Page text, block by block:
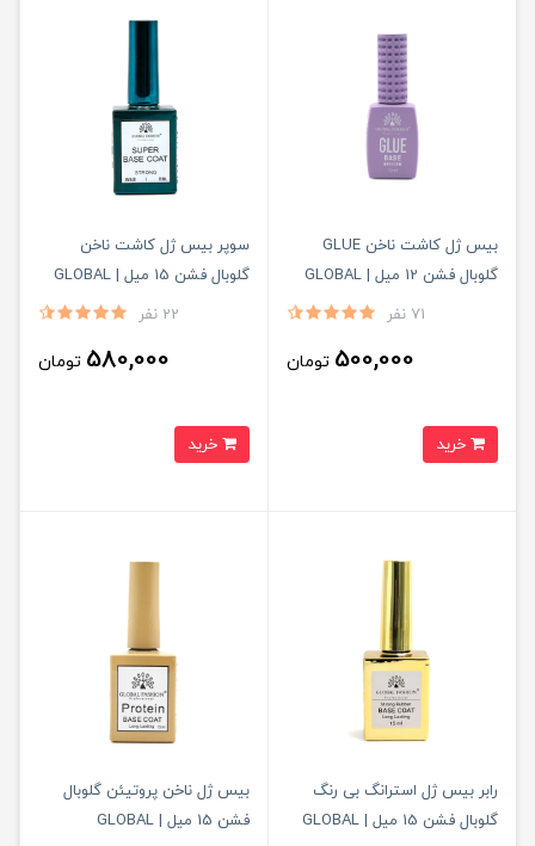
بیس ژل کاشت ناخن GLUE
گلوبال فشن 12 میل | GLOBAL
71 نفر
500,000 تومان
سوپر بیس ژل کاشت ناخن
گلوبال فشن 15 میل | GLOBAL
22 نفر
580,000 تومان
رابر بیس ژل استرانگ بی رنگ
گلوبال فشن 15 میل | GLOBAL
بیس ژل ناخن پروتیئن گلوبال
فشن 15 میل | GLOBAL